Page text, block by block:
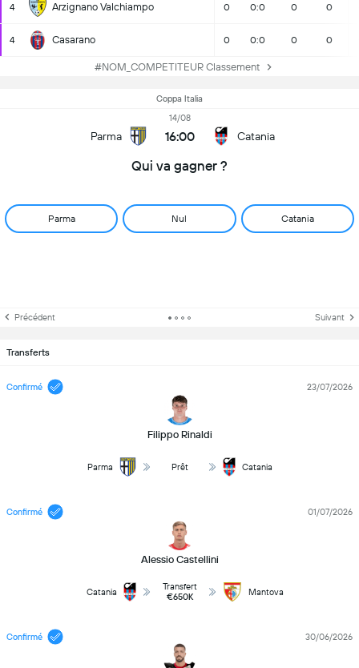
4 Arzignano Valchiampo 0 0:0 0 0
4 Casarano 0 0:0 0 0
#NOM_COMPETITEUR Classement
Coppa Italia
Parma
14/08
16:00 Catania
Qui va gagner ?
Parma Nul Catania
Précédent Suivant
Transferts
Confirmé
Filippo Rinaldi
23/07/2026
Parma Prêt Catania
Confirmé
Alessio Castellini
01/07/2026
Catania
Transfert
€650K
Mantova
Confirmé 30/06/2026